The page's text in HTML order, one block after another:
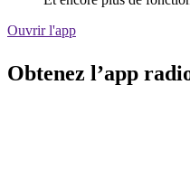
Ouvrir l'app
Obtenez l’app